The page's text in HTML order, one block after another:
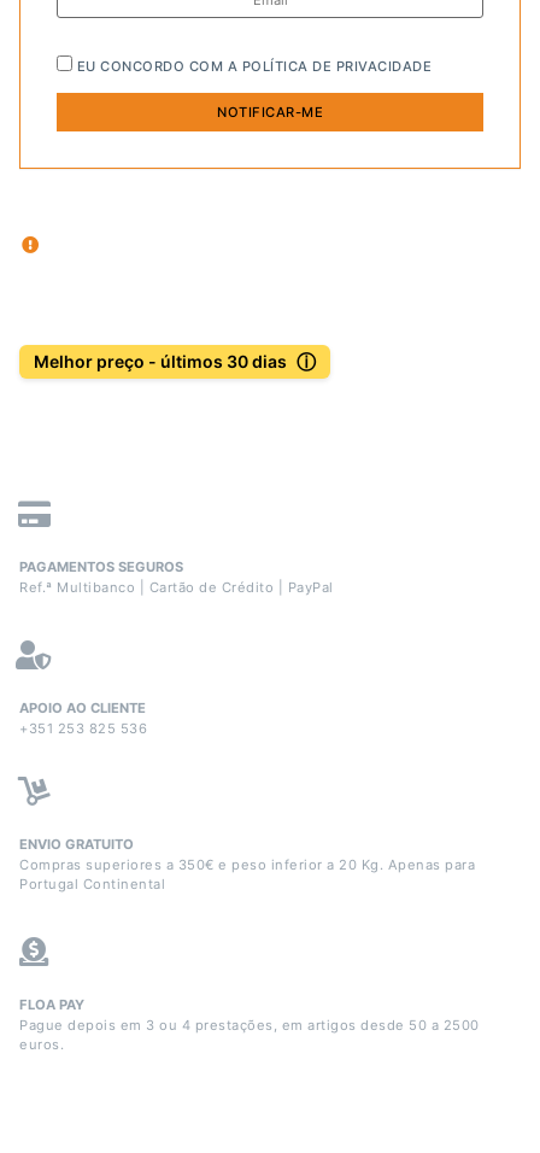
EU CONCORDO COM A POLÍTICA DE PRIVACIDADE
Melhor preço - últimos 30 dias ⓘ
PAGAMENTOS SEGUROS
Ref.ª Multibanco | Cartão de Crédito | PayPal
APOIO AO CLIENTE
+351 253 825 536
ENVIO GRATUITO
Compras superiores a 350€ e peso inferior a 20 Kg. Apenas para
Portugal Continental
FLOA PAY
Pague depois em 3 ou 4 prestações, em artigos desde 50 a 2500
euros.